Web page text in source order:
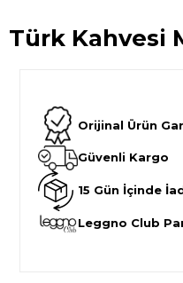
Türk Kahvesi
Orijinal Ürün
Güvenli Kargo
15 Gün İçinde
Leggno Club